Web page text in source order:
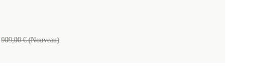
909,00 € (Nouveau)